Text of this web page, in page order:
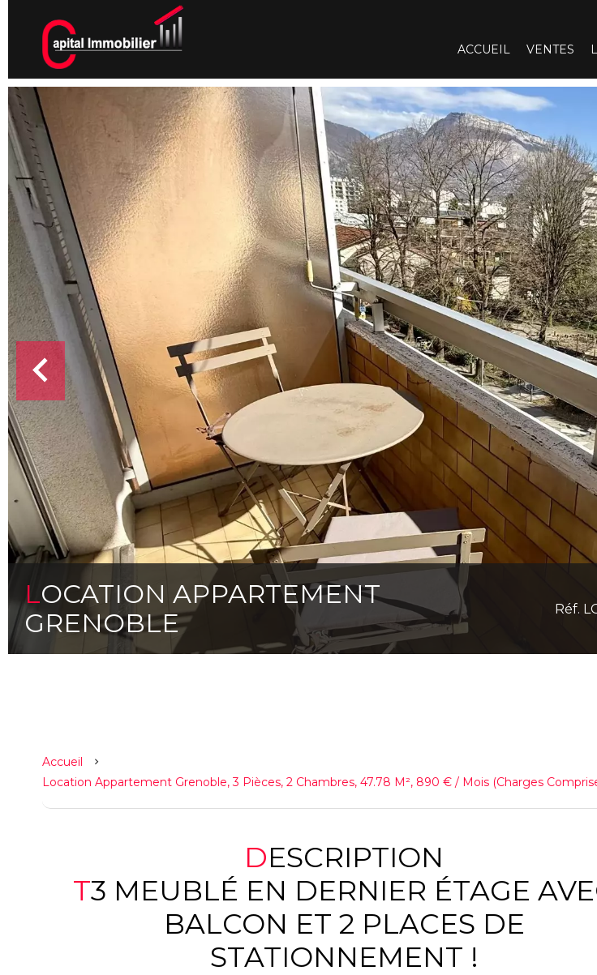
ACCUEIL
VENTES
LOCATION APPARTEMENT
GRENOBLE
Réf.
Accueil
Location Appartement Grenoble, 3 Pièces, 2 Chambres, 47.78 M², 890 € / Mois (Charges
DESCRIPTION
T3 MEUBLÉ EN DERNIER ÉTAGE AVEC
BALCON ET 2 PLACES DE
STATIONNEMENT !